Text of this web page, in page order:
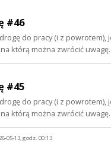
#46
do pracy (i z powrotem),
którą można zwrócić uwagę.
#45
do pracy (i z powrotem),
którą można zwrócić uwagę.
05-13, godz. 00:13